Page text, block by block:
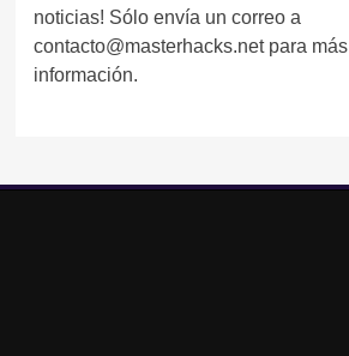
noticias! Sólo envía un correo a
contacto@masterhacks.net para más
información.